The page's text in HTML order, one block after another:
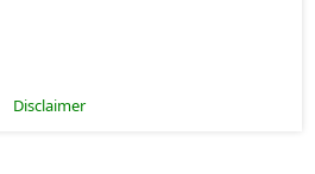
Disclaimer